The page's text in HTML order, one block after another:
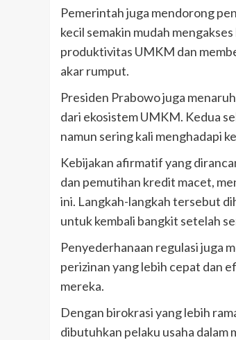
Pemerintah juga mendorong
kecil semakin mudah
produktivitas UMKM dan
akar rumput.
Presiden Prabowo juga
dari ekosistem UMKM. Kedua
namun sering kali menghadapi
Kebijakan afirmatif yang
dan pemutihan kredit macet,
ini. Langkah-langkah tersebut
untuk kembali bangkit setelah
Penyederhanaan regulasi juga
perizinan yang lebih cepat dan
mereka.
Dengan birokrasi yang lebih
dibutuhkan pelaku usaha dalam